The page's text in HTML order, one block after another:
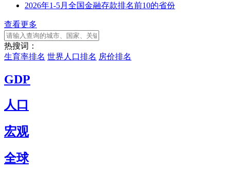
2026年1-5月全国金融存款排名前10的省份
查看更多
热搜词：
生育率排名 世界人口排名 房价排名
GDP
人口
宏观
全球